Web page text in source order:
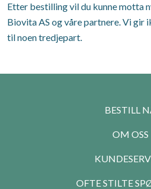
Etter bestilling vil du kunne motta
Biovita AS og våre partnere. Vi gir
til noen tredjepart.
BESTILL
OM OSS
OFTE STILTE